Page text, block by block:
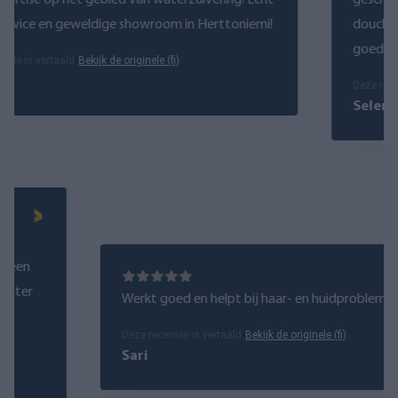
en geweldige showroom in Herttoniemi!
is vertaald• Bekijk de originele (fi)
goede
Deze
Selena
Werkt goed en helpt bij haar- en
Deze recensie is vertaald•Bekijk de originele (fi)
Sari
geen
water